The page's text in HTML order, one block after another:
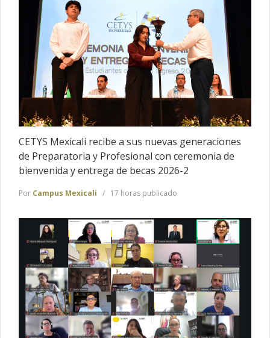
CETYS Mexicali recibe a sus nuevas generaciones
de Preparatoria y Profesional con ceremonia de
bienvenida y entrega de becas 2026-2
Por Campus Mexicali 17 horas publicado